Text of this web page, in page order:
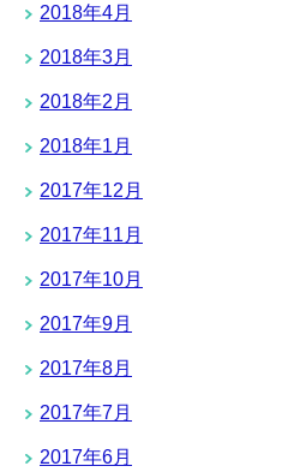
2018年4月
2018年3月
2018年2月
2018年1月
2017年12月
2017年11月
2017年10月
2017年9月
2017年8月
2017年7月
2017年6月